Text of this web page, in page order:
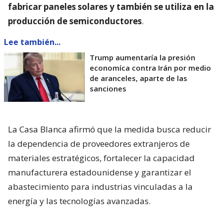
fabricar paneles solares y también se utiliza en la
producción de semiconductores.
Lee también...
Trump aumentaría la presión
economíca contra Irán por medio
de aranceles, aparte de las
sanciones
La Casa Blanca afirmó que la medida busca reducir
la dependencia de proveedores extranjeros de
materiales estratégicos, fortalecer la capacidad
manufacturera estadounidense y garantizar el
abastecimiento para industrias vinculadas a la
energía y las tecnologías avanzadas.